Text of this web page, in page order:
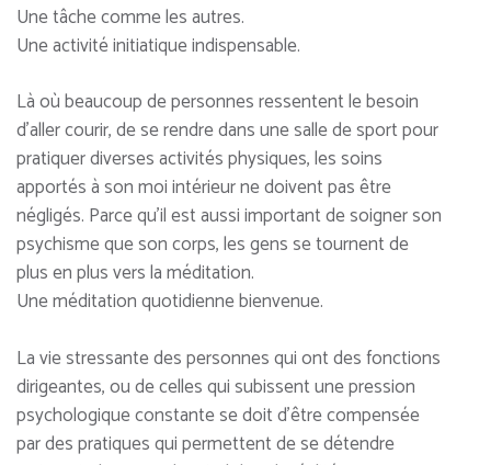
Une tâche comme les autres.
Une activité initiatique indispensable.
Là où beaucoup de personnes ressentent le besoin
d’aller courir, de se rendre dans une salle de sport pour
pratiquer diverses activités physiques, les soins
apportés à son moi intérieur ne doivent pas être
négligés. Parce qu’il est aussi important de soigner son
psychisme que son corps, les gens se tournent de
plus en plus vers la méditation.
Une méditation quotidienne bienvenue.
La vie stressante des personnes qui ont des fonctions
dirigeantes, ou de celles qui subissent une pression
psychologique constante se doit d’être compensée
par des pratiques qui permettent de se détendre